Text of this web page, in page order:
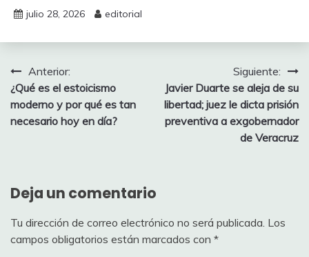
julio 28, 2026 editorial
Navegación
de
entradas
Anterior:
¿Qué es el estoicismo
moderno y por qué es tan
necesario hoy en día?
Siguiente:
Javier Duarte se aleja de su
libertad; juez le dicta prisión
preventiva a exgobernador
de Veracruz
Deja un comentario
Tu dirección de correo electrónico no será publicada. Los
campos obligatorios están marcados con *